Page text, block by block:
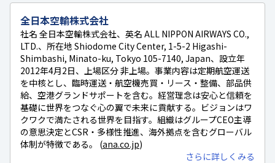
全日本空輸株式会社
社名 全日本空輸株式会社、英名 ALL NIPPON AIRWAYS CO.,
LTD.、所在地 Shiodome City Center, 1-5-2 Higashi-
Shimbashi, Minato-ku, Tokyo 105-7140, Japan、設立年
2012年4月2日、上場区分 非上場。事業内容は定期航空運送
を中核とし、臨時運送・航空機売買・リース・整備、部品供
給、空港グランドサポートを含む。経営理念は安心と信頼を
基礎に世界をつなぐ心の翼で未来に貢献する。ビジョンはワ
クワクで満たされる世界を目指す。組織はグループCEO主導
の意思決定とCSR・多様性推進、海外拠点を含むグローバル
体制が特徴である。 (ana.co.jp)
さらに詳しくみる